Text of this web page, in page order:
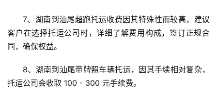
7、湖南到汕尾超跑托运收费因其特殊性而较高，建议
客户在选择托运公司时，详细了解费用构成，签订正规合
同，确保权益。
8、湖南到汕尾带牌照车辆托运，因其手续相对复杂，
托运公司会收取 100 - 300 元手续费。